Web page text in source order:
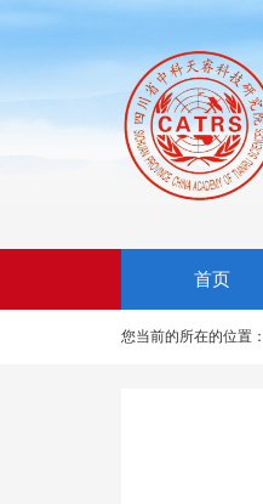
首页
您当前的所在的位置：